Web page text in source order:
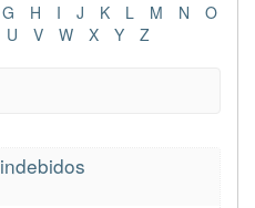
G H I J K L M N
O
U V W X Y Z